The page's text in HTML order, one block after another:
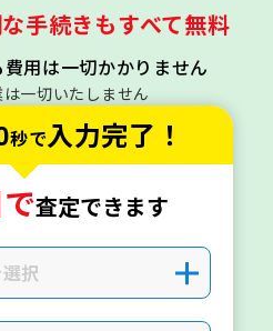
手続きもすべて無料
用は一切かかりません
一切いたしません
秒で入力完了！
査定できます
択 ＋